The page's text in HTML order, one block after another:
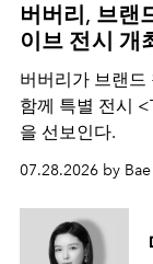
버버리, 브랜
이브 전시 개
버버리가 브랜
함께 특별 전시
을 선보인다.
07.28.2026 by